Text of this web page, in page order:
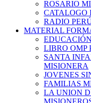
ROSARIO
CATALOGO
RADIO
MATERIAL
LIBRO OMP
SANTA
MISIONERA
JOVENES
FAMILIAS
LA UNION